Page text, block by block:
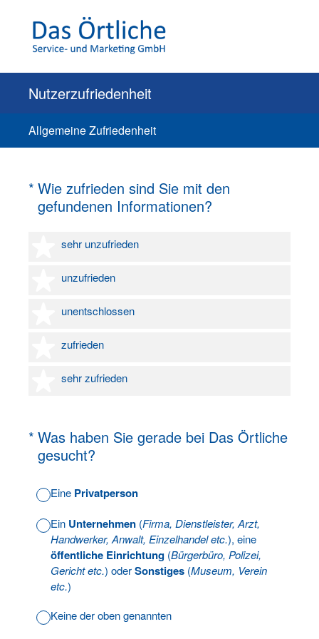
Nutzerzufriedenheit
Allgemeine Zufriedenheit
* Wie zufrieden sind Sie mit den
gefundenen Informationen?
(Erforderlich.)
sehr unzufrieden
1 Stern
unzufrieden
2 Sterne
unentschlossen
3 Sterne
zufrieden
4 Sterne
sehr zufrieden
5 Sterne
* Was haben Sie gerade bei Das Örtliche
gesucht?
(Erforderlich.)
Eine Privatperson
Ein Unternehmen (Firma, Dienstleister, Arzt,
Handwerker, Anwalt, Einzelhandel etc.), eine
öffentliche Einrichtung (Bürgerbüro, Polizei,
Gericht etc.) oderSonstiges (Museum, Verein
etc.)
Keine der oben genannten